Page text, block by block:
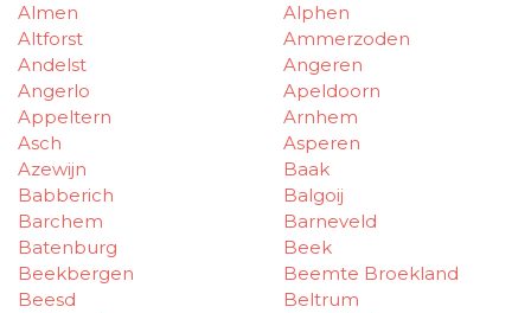
Almen
Alphen
Altforst
Ammerzoden
Andelst
Angeren
Angerlo
Apeldoorn
Appeltern
Arnhem
Asch
Asperen
Azewijn
Baak
Babberich
Balgoij
Barchem
Barneveld
Batenburg
Beek
Beekbergen
Beemte Broekland
Beesd
Beltrum